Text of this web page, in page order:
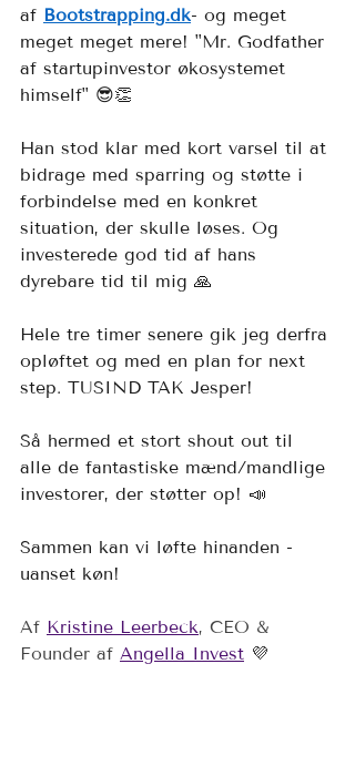
af Bootstrapping.dk- og meget
meget meget mere! "Mr. Godfather
af startupinvestor økosystemet
himself" 😎👏
Han stod klar med kort varsel til at
bidrage med sparring og støtte i
forbindelse med en konkret
situation, der skulle løses. Og
investerede god tid af hans
dyrebare tid til mig 🙏
Hele tre timer senere gik jeg derfra
opløftet og med en plan for next
step. TUSIND TAK Jesper!
Så hermed et stort shout out til
alle de fantastiske mænd/mandlige
investorer, der støtter op! 📣
Sammen kan vi løfte hinanden -
uanset køn!
Af Kristine Leerbeck, CEO &
Founder af Angella Invest 💜